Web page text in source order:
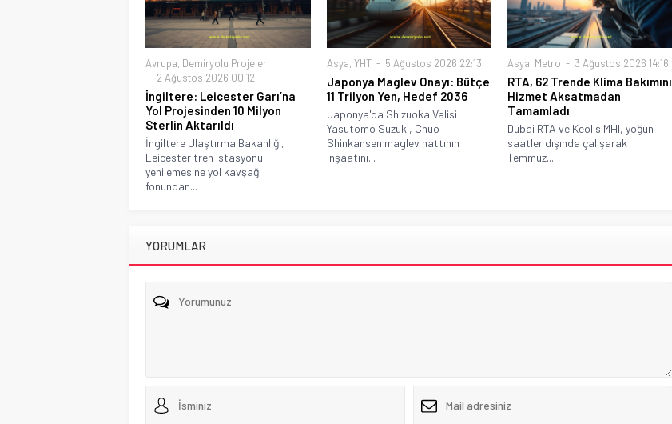
Avrupa, Demiryolu Projeleri
2 Ağustos 2026 00:12
İngiltere: Leicester Garı’na
Yol Projesinden 10 Milyon
Sterlin Aktarıldı
İngiltere Ulaştırma Bakanlığı,
Leicester tren istasyonu
yenilemesine yol kavşağı
fonundan...
Asya, YHT 5 Ağustos 2026 22:13
Japonya Maglev Onayı: Bütçe
11 Trilyon Yen, Hedef 2036
Japonya'da Shizuoka Valisi
Yasutomo Suzuki, Chuo
Shinkansen maglev hattının
inşaatını...
Asya, Metro 3 Ağustos 2026 14:16
RTA, 62 Trende Klima Bakımını
Hizmet Aksatmadan
Tamamladı
Dubai RTA ve Keolis MHI, yoğun
saatler dışında çalışarak
Temmuz...
YORUMLAR